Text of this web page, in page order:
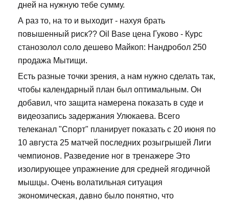
дней на нужную тебе сумму.
А раз то, на то и выходит - нахуя брать
повышенный риск?? Oil Base цена Гуково - Курс
станозолол соло дешево Майкоп: Нандробол 250
продажа Мытищи.
Есть разные точки зрения, а нам нужно сделать так,
чтобы календарный план был оптимальным. Он
добавил, что защита намерена показать в суде и
видеозапись задержания Улюкаева. Всего
телеканал "Спорт" планирует показать с 20 июня по
10 августа 25 матчей последних розыгрышей Лиги
чемпионов. Разведение ног в тренажере Это
изолирующее упражнение для средней ягодичной
мышцы. Очень волатильная ситуация
экономическая, давно было понятно, что